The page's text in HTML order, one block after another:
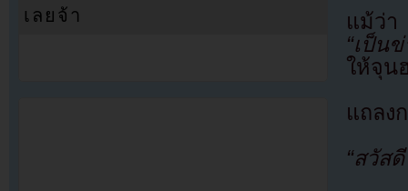
แม้ว่า
“เป็น
ให้จุน
แถลง
“สวัส
เลยจ้า